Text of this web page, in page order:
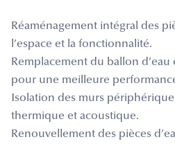
Réaménagement intégral des
l’espace et la fonctionnalité.
Remplacement du ballon
pour une meilleure
Isolation des murs
thermique et acoustique.
Renouvellement des pièces